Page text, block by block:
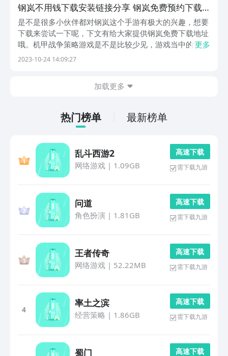
钢岚不用钱下载安装链接分享 钢岚免费预约下载
链接推荐
是不是很多小伙伴都对钢岚这个手游有极大的兴趣，想要
下载来尝试一下呢，下文有给大家提供钢岚免费下载地址
哦。机甲战争策略游戏是不是比较少见，游戏当中的背景
设定在一个近未来的世界当中，由机器制造的士兵来进行
更多
2023-10-24 14:09:27
加载更多
热门榜单 最新榜单
乱斗西游2
网络游戏| 1.09GB
高 速 下 载
需下载九游
问道
角色扮演 | 1.81GB
高 速 下 载
需下载九游
王者传奇
网络游戏| 52.22MB
高 速 下 载
需下载九游
4
率土之滨
经营策略 | 1.86GB
高 速 下 载
需下载九游
蜀门 高 速 下 载